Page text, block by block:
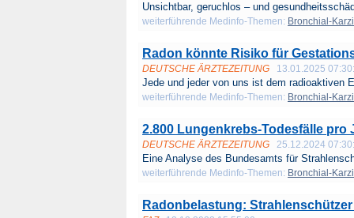
Unsichtbar, geruchlos – und
weiterführende Medinfo-Themen: Bronchial-
Radon könnte Risiko für
DEUTSCHE ÄRZTEZEITUNG 13.01.2025
Jede und jeder von uns ist dem radioaktiven
weiterführende Medinfo-Themen: Bronchial-
2.800 Lungenkrebs-Todesfälle
DEUTSCHE ÄRZTEZEITUNG 25.12.2024
Eine Analyse des Bundesamts für
weiterführende Medinfo-Themen: Bronchial-
Radonbelastung: